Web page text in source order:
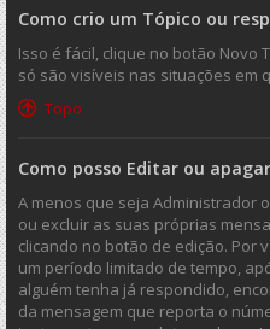
Como crio um Tópico ou
Isso é fácil, clique no botão Novo
só são visíveis nas situações em
Topo
Como posso Editar ou
A menos que seja Administrador
ou excluir as suas próprias
clicando no botão de edição. Por
um período limitado de tempo,
alguém tenha já respondido,
da mensagem que reporta o